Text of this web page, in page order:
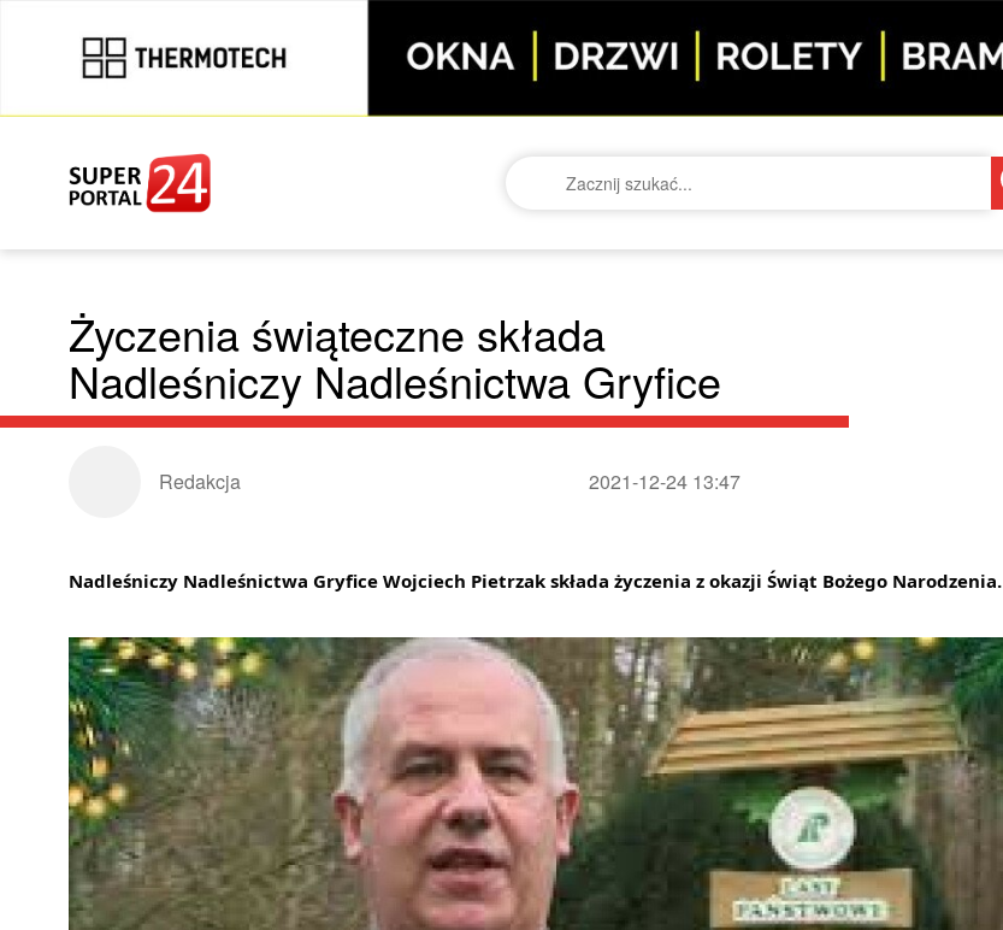
Życzenia świąteczne składa
Nadleśniczy Nadleśnictwa Gryfice
Redakcja 2021-12-24 13:47
Nadleśniczy Nadleśnictwa Gryfice Wojciech Pietrzak składa życzenia z okazji Świąt Bożego Narodzenia.